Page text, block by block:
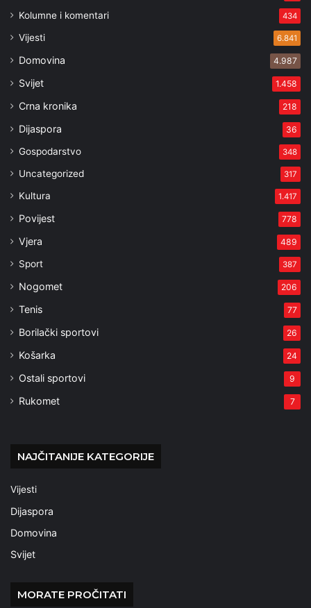
Kolumne i komentari 434
Vijesti 6.841
Domovina 4.987
Svijet 1.458
Crna kronika 218
Dijaspora 36
Gospodarstvo 348
Uncategorized 317
Kultura 1.417
Povijest 778
Vjera 489
Sport 387
Nogomet 206
Tenis 77
Borilački sportovi 26
Košarka 24
Ostali sportovi 9
Rukomet 7
NAJČITANIJE KATEGORIJE
Vijesti
Dijaspora
Domovina
Svijet
MORATE PROČITATI